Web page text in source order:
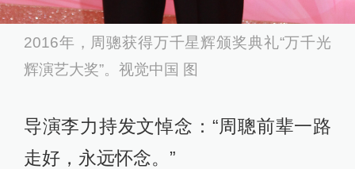
2016年，周骢获得万千星辉颁奖典礼“万千光
辉演艺大奖”。视觉中国 图
导演李力持发文悼念：“周聰前辈一路
走好，永远怀念。”